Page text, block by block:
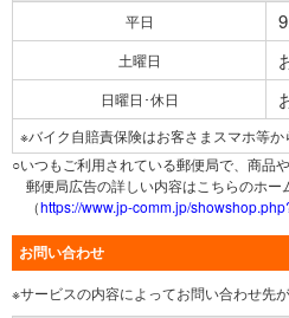
平日
土曜日
日曜日･休日
※バイク自賠責保険はお客さまスマホ等か
○いつもご利用されている郵便局で、商品
郵便局広告の詳しい内容はこちらのホー
（https://www.jp-comm.jp/
お問い合わせ
※サービスの内容によってお問い合わせ先が